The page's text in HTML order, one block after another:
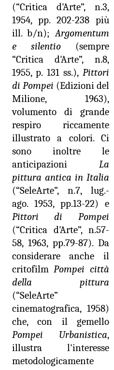
(“Critica d'Arte”, n.3,
1954, pp. 202-238 più
ill. b/n); Argomentum
e silentio(sempre
“Critica d'Arte”, n.8,
1955, p. 131 ss.), Pittori
di Pompei (Edizioni del
Milione, 1963),
volumento di grande
respiro riccamente
illustrato a colori. Ci
sono inoltre le
anticipazioni La
pittura antica in Italia
(“SeleArte”, n.7, lug.-
ago. 1953, pp.13-22) e
Pittori di Pompei
(“Critica d'Arte”, n.57-
58, 1963, pp.79-87). Da
considerare anche il
critofilm Pompei città
della pittura
(“SeleArte”
cinematografica, 1958)
che, con il gemello
Pompei Urbanistica,
illustra l'interesse
metodologicamente